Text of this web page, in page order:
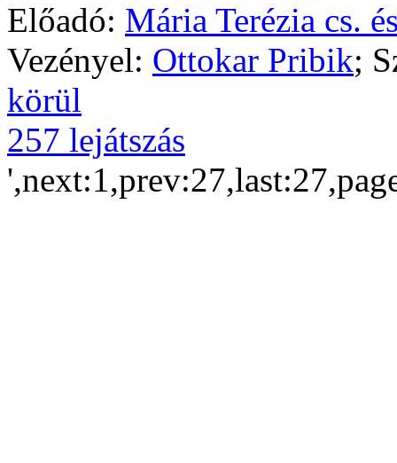
Előadó: Mária Terézia cs.
Vezényel: Ottokar Pribik;
körül
257 lejátszás